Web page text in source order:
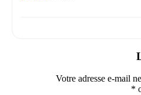
Votre adresse e-mail
*